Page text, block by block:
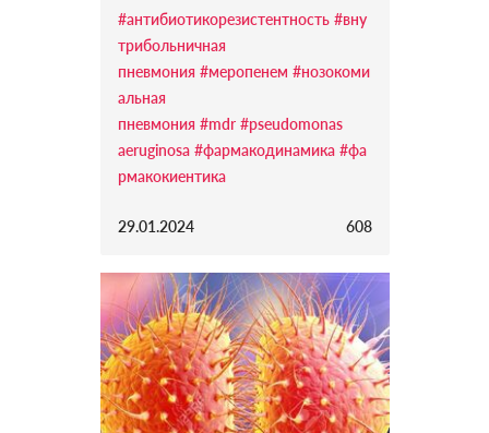
#антибиотикорезистентность #вну
трибольничная
пневмония #меропенем #нозокоми
альная
пневмония #mdr #pseudomonas
aeruginosa #фармакодинамика #фа
рмакокиентика
29.01.2024 608